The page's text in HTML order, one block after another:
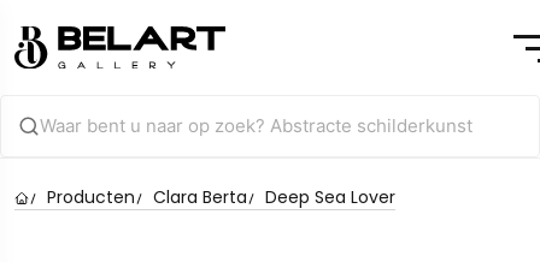
Producten Clara Berta Deep Sea Lover